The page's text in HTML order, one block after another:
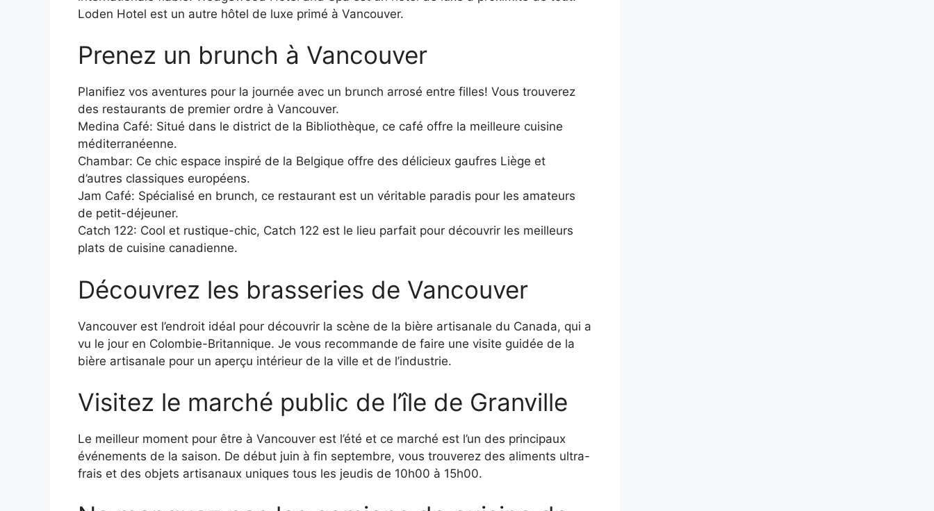
Loden Hotel est un autre hôtel de luxe primé à Vancouver.
Prenez un brunch à Vancouver
Planifiez vos aventures pour la journée avec un brunch arrosé entre filles! Vous trouverez
des restaurants de premier ordre à Vancouver.
Medina Café: Situé dans le district de la Bibliothèque, ce café offre la meilleure cuisine
méditerranéenne.
Chambar: Ce chic espace inspiré de la Belgique offre des délicieux gaufres Liège et
d’autres classiques européens.
Jam Café: Spécialisé en brunch, ce restaurant est un véritable paradis pour les amateurs
de petit-déjeuner.
Catch 122: Cool et rustique-chic, Catch 122 est le lieu parfait pour découvrir les meilleurs
plats de cuisine canadienne.
Découvrez les brasseries de Vancouver
Vancouver est l’endroit idéal pour découvrir la scène de la bière artisanale du Canada, qui a
vu le jour en Colombie-Britannique. Je vous recommande de faire une visite guidée de la
bière artisanale pour un aperçu intérieur de la ville et de l’industrie.
Visitez le marché public de l’île de Granville
Le meilleur moment pour être à Vancouver est l’été et ce marché est l’un des principaux
événements de la saison. De début juin à fin septembre, vous trouverez des aliments ultra-
frais et des objets artisanaux uniques tous les jeudis de 10h00 à 15h00.